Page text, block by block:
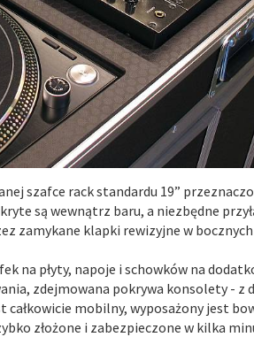
szafce rack standardu 19”
są wewnątrz baru, a niezbędne
zamykane klapki rewizyjne w
na płyty, napoje i schowków na
zdejmowana pokrywa konsolety - z
mobilny, wyposażony jest
złożone i zabezpieczone w kilka